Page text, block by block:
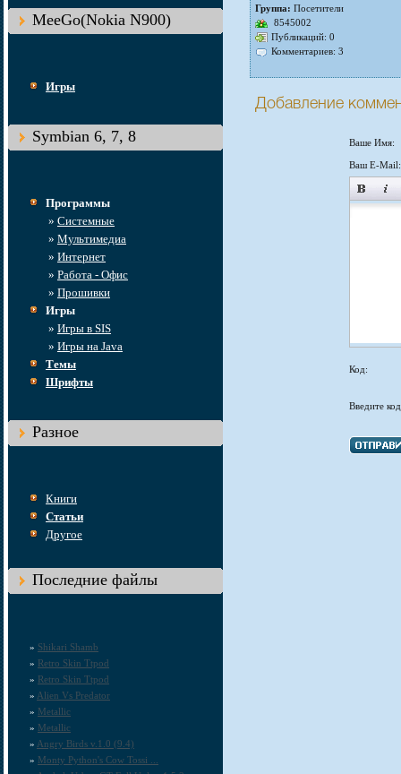
MeeGo(Nokia N900)
Игры
Symbian 6, 7, 8
Программы
» Системные
» Мультимедиа
» Интернет
» Работа - Офис
» Прошивки
Игры
» Игры в SIS
» Игры на Java
Темы
Шрифты
Разное
Книги
Статьи
Другое
Последние файлы
» Shikari Shamb
» Retro Skin Ttpod
» Retro Skin Ttpod
» Alien Vs Predator
» Metallic
» Metallic
» Angry Birds v.1.0 (9.4)
» Monty Python's Cow Tossi ...
Группа: Посетители
8545002
Публикаций: 0
Комментариев: 3
Добавление
Ваше Имя:
Ваш E-Mail:
Код:
Введите